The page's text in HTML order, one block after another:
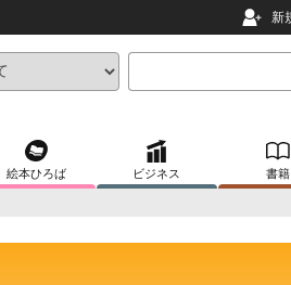
新
絵本ひろば ビジネス 書籍